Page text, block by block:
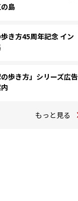
島
き方45周年記念 イン
の歩き方」シリーズ広告
もっと見る